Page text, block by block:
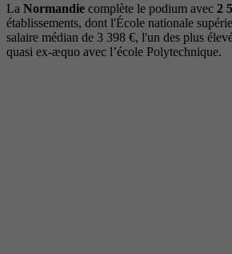
La Normandie complète le podium avec 2
établissements, dont l'École nationale
salaire médian de 3 398 €, l'un des plus
quasi ex-æquo avec l’école Polytechnique.